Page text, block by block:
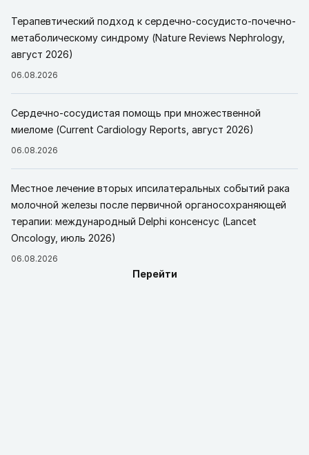
Терапевтический подход к сердечно-сосудисто-почечно-
метаболическому синдрому (Nature Reviews Nephrology,
август 2026)
06.08.2026
Сердечно-сосудистая помощь при множественной
миеломе (Current Cardiology Reports, август 2026)
06.08.2026
Местное лечение вторых ипсилатеральных событий рака
молочной железы после первичной органосохраняющей
терапии: международный Delphi консенсус (Lancet
Oncology, июль 2026)
06.08.2026
Перейти